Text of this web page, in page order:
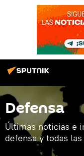
Defensa
Últimas noticias e
defensa y todas